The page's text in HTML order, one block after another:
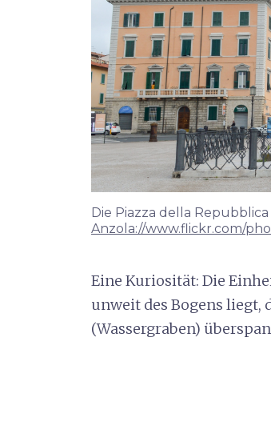
Die Piazza della
Anzola://www.flickr.com/
Eine Kuriosität: Die
unweit des Bogens liegt,
(Wassergraben)